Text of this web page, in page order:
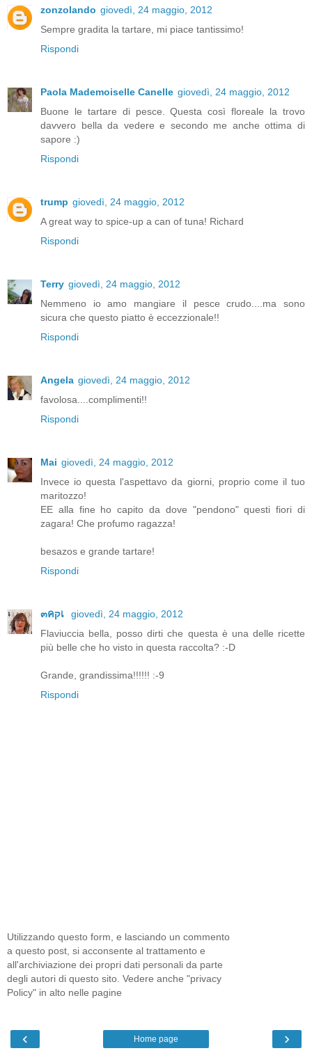
zonzolando giovedì, 24 maggio, 2012
Sempre gradita la tartare, mi piace tantissimo!
Rispondi
Paola Mademoiselle Canelle giovedì, 24 maggio, 2012
Buone le tartare di pesce. Questa così floreale la trovo
davvero bella da vedere e secondo me anche ottima di
sapore :)
Rispondi
trump giovedì, 24 maggio, 2012
A great way to spice-up a can of tuna! Richard
Rispondi
Terry giovedì, 24 maggio, 2012
Nemmeno io amo mangiare il pesce crudo....ma sono
sicura che questo piatto è eccezzionale!!
Rispondi
Angela giovedì, 24 maggio, 2012
favolosa....complimenti!!
Rispondi
Mai giovedì, 24 maggio, 2012
Invece io questa l'aspettavo da giorni, proprio come il tuo
maritozzo!
EE alla fine ho capito da dove "pendono" questi fiori di
zagara! Che profumo ragazza!
besazos e grande tartare!
Rispondi
๓คקเ
giovedì, 24 maggio, 2012
Flaviuccia bella, posso dirti che questa è una delle ricette
più belle che ho visto in questa raccolta? :-D
Grande, grandissima!!!!!! :-9
Rispondi
Utilizzando questo form, e lasciando un commento
a questo post, si acconsente al trattamento e
all'archiviazione dei propri dati personali da parte
degli autori di questo sito. Vedere anche "privacy
Policy" in alto nelle pagine
‹ ›
Home page